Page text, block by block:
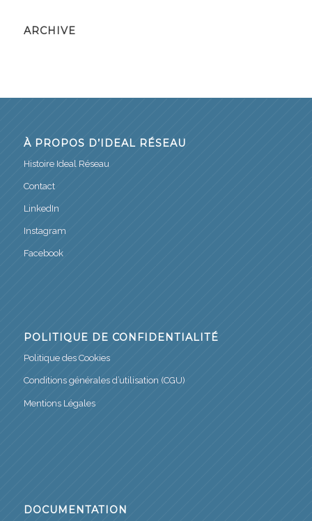
ARCHIVE
À PROPOS D’IDEAL RÉSEAU
Histoire Ideal Réseau
Contact
LinkedIn
Instagram
Facebook
POLITIQUE DE CONFIDENTIALITÉ
Politique des Cookies
Conditions générales d’utilisation (CGU)
Mentions Légales
DOCUMENTATION